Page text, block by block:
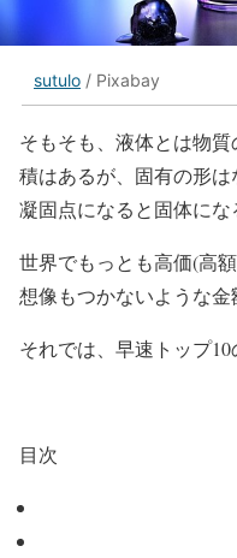
sutulo / Pixabay
そもそも、液体とは物
積はあるが、固有の形は
凝固点になると固体にな
世界でもっとも高価(高
想像もつかないような金
それでは、早速トップ10
目次